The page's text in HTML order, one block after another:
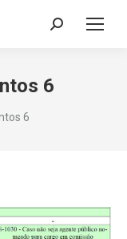
Search:
6
6